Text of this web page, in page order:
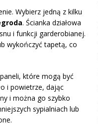
Wybierz jedną z kilku
. Ścianka działowa
i funkcji garderobianej.
wykończyć tapetą, co
które mogą być
i powietrze, dając
i można go szybko
sypialniach lub